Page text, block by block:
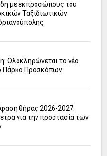
με εκπροσώπους του
Ταξιδιωτικών
Ολοκληρώνεται το νέο
Πάρκο Προσκόπων
θήρας 2026-2027:
για την προστασία των